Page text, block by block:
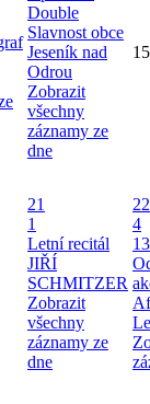
Double
Slavnost obce
Jeseník nad
Odrou
Zobrazit
všechny
záznamy ze
dne
15
21
1
Letní recitál
JIŘÍ
SCHMITZER
Zobrazit
všechny
záznamy ze
dne
22
4